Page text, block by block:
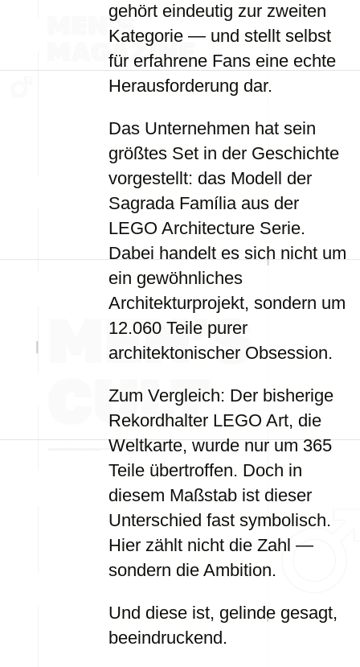
gehört eindeutig zur zweiten
Kategorie — und stellt selbst
für erfahrene Fans eine echte
Herausforderung dar.
Das Unternehmen hat sein
größtes Set in der Geschichte
vorgestellt: das Modell der
Sagrada Família aus der
LEGO Architecture Serie.
Dabei handelt es sich nicht um
ein gewöhnliches
Architekturprojekt, sondern um
12.060 Teile purer
architektonischer Obsession.
Zum Vergleich: Der bisherige
Rekordhalter LEGO Art, die
Weltkarte, wurde nur um 365
Teile übertroffen. Doch in
diesem Maßstab ist dieser
Unterschied fast symbolisch.
Hier zählt nicht die Zahl —
sondern die Ambition.
Und diese ist, gelinde gesagt,
beeindruckend.